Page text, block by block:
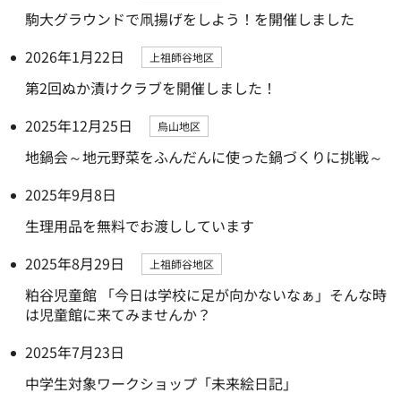
駒大グラウンドで凧揚げをしよう！を開催しました
2026年1月22日
上祖師谷地区
第2回ぬか漬けクラブを開催しました！
2025年12月25日
烏山地区
地鍋会～地元野菜をふんだんに使った鍋づくりに挑戦～
2025年9月8日
生理用品を無料でお渡ししています
2025年8月29日
上祖師谷地区
粕谷児童館 「今日は学校に足が向かないなぁ」そんな時
は児童館に来てみませんか？
2025年7月23日
中学生対象ワークショップ「未来絵日記」